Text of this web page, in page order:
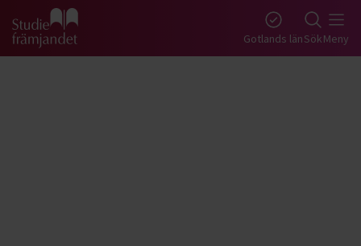
Gå till studiefrämjandets startsida Gotlands länSökMeny